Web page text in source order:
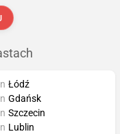
Łódź
Gdańsk
Szczecin
Lublin